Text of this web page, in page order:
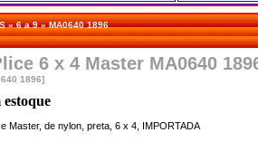
»6 a 9»MA0640 1896
6 x 4 Master MA0640
1896]
estoque
Master, de nylon, preta, 6 x 4, IMPORTADA